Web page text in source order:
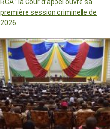
RCA : la Cour d’appel ouvre sa
première session criminelle de
2026